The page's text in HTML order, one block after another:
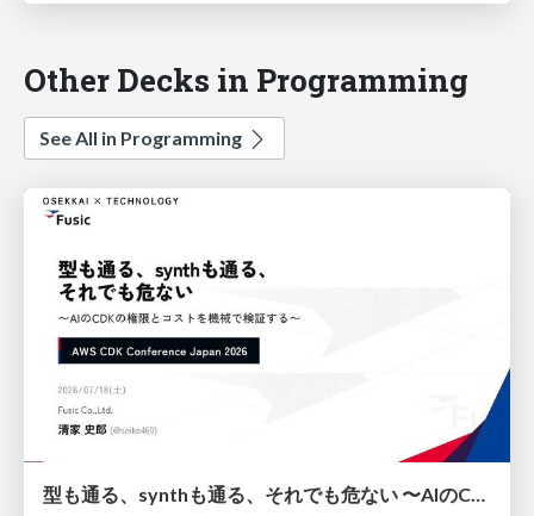
Other Decks in Programming
See All in Programming